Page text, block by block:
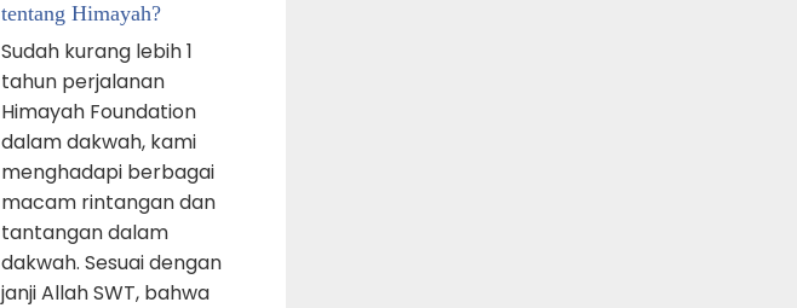
tentang Himayah?
Sudah kurang lebih 1
tahun perjalanan
Himayah Foundation
dalam dakwah, kami
menghadapi berbagai
macam rintangan dan
tantangan dalam
dakwah. Sesuai dengan
janji Allah SWT, bahwa